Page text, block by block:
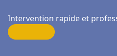
Intervention rapide et